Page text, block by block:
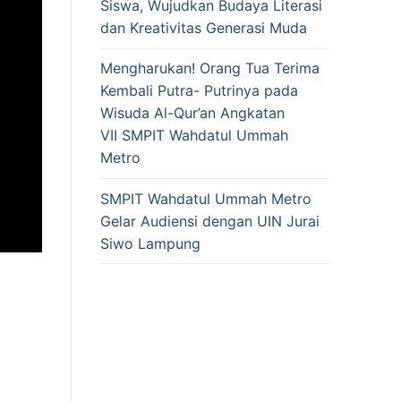
Siswa, Wujudkan Budaya Literasi
dan Kreativitas Generasi Muda
Mengharukan! Orang Tua Terima
Kembali Putra- Putrinya pada
Wisuda Al-Qur’an Angkatan
VII SMPIT Wahdatul Ummah
Metro
SMPIT Wahdatul Ummah Metro
Gelar Audiensi dengan UIN Jurai
Siwo Lampung